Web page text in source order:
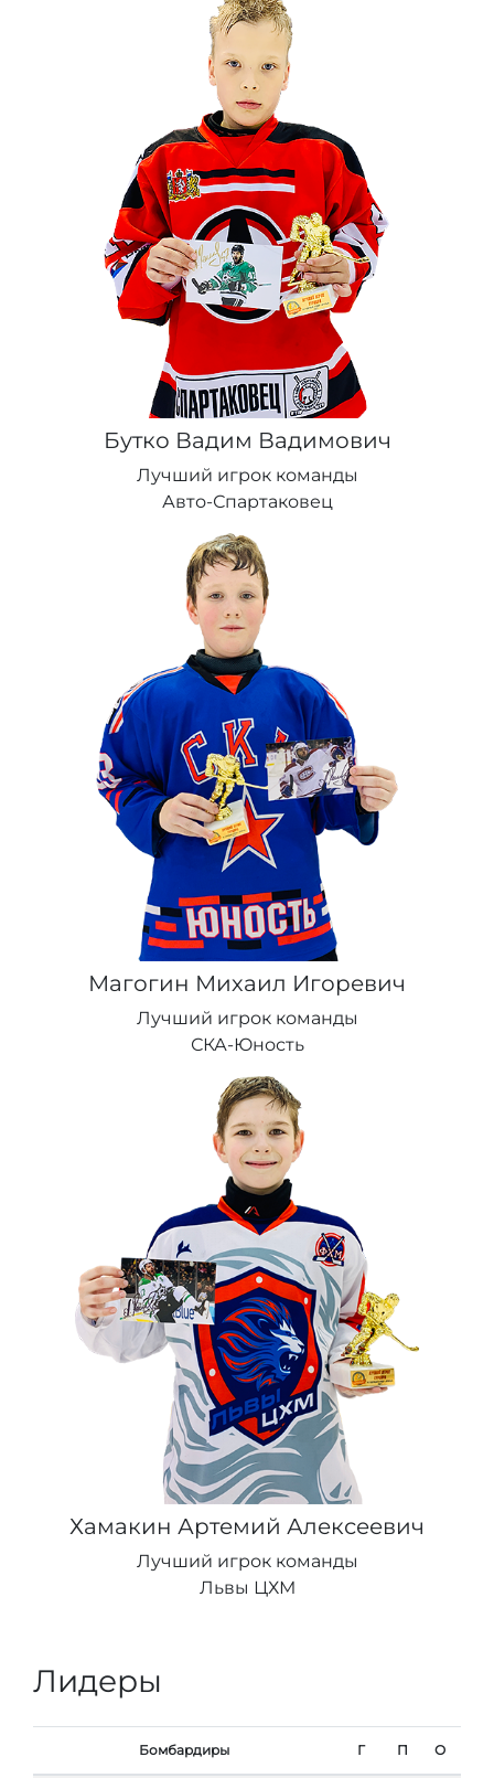
Бутко Вадим Вадимович
Лучший игрок команды
Авто-Спартаковец
Магогин Михаил Игоревич
Лучший игрок команды
СКА-Юность
Хамакин Артемий Алексеевич
Лучший игрок команды
Львы ЦХМ
Лидеры
Бомбардиры Г П О